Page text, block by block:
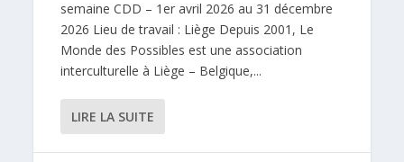
semaine CDD – 1er avril 2026 au 31 décembre
2026 Lieu de travail : Liège Depuis 2001, Le
Monde des Possibles est une association
interculturelle à Liège – Belgique,...
LIRE LA SUITE